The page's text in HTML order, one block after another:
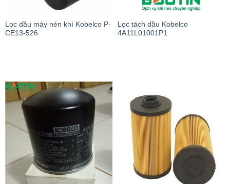
Lọc dầu máy nén khí Kobelco P-
CE13-526
Lọc tách dầu Kobelco
4A11L01001P1